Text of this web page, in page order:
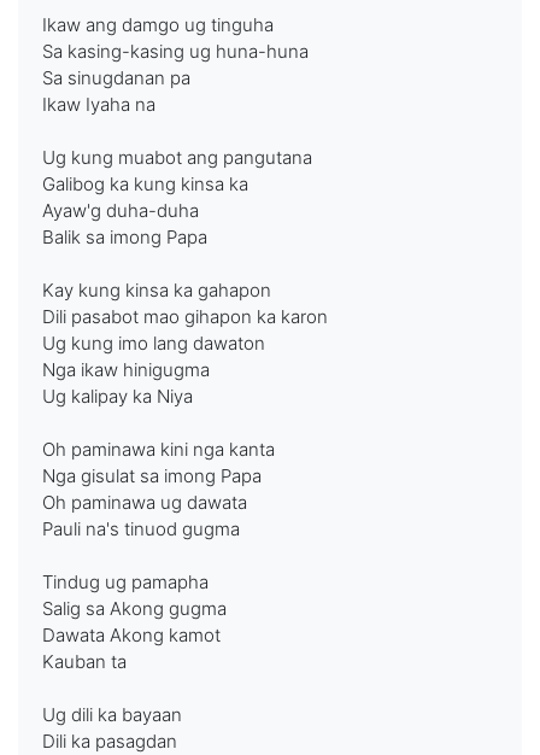
Ikaw ang damgo ug tinguha
Sa kasing-kasing ug huna-huna
Sa sinugdanan pa
Ikaw Iyaha na
Ug kung muabot ang pangutana
Galibog ka kung kinsa ka
Ayaw'g duha-duha
Balik sa imong Papa
Kay kung kinsa ka gahapon
Dili pasabot mao gihapon ka karon
Ug kung imo lang dawaton
Nga ikaw hinigugma
Ug kalipay ka Niya
Oh paminawa kini nga kanta
Nga gisulat sa imong Papa
Oh paminawa ug dawata
Pauli na's tinuod gugma
Tindug ug pamapha
Salig sa Akong gugma
Dawata Akong kamot
Kauban ta
Ug dili ka bayaan
Dili ka pasagdan